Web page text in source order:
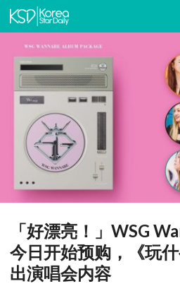
「好漂亮！」WSG
今日开始预购，《玩
出演唱会内容